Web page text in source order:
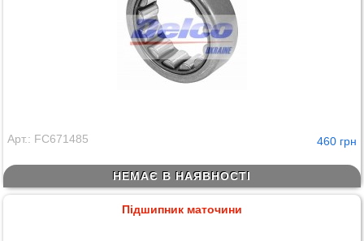
Арт.: FC671485 460 грн
НЕМАЄ В НАЯВНОСТІ
Підшипник маточини